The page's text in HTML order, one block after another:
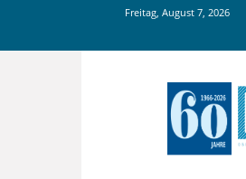
Freitag, August 7, 2026